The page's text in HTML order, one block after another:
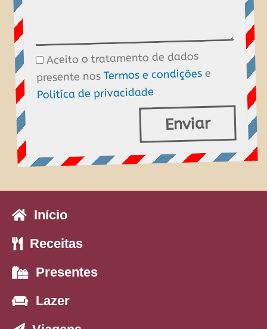
Tratamento
de
dados
Aceito o tratamento de dados
presente nosTermos e condiçõese
Politíca de privacidade
Enviar
Início
Receitas
Presentes
Lazer